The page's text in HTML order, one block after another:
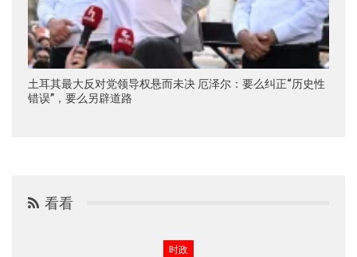
土耳其最大反对党领导权悬而未决 厄泽尔：要么纠正“历史性
错误”，要么另辟道路
看看
时政